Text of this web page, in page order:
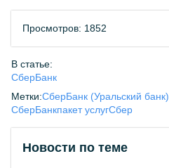
Просмотров: 1852
В статье:
СберБанк
Метки:СберБанк (Уральский банк)
СберБанкпакет услугСбер
Новости по теме